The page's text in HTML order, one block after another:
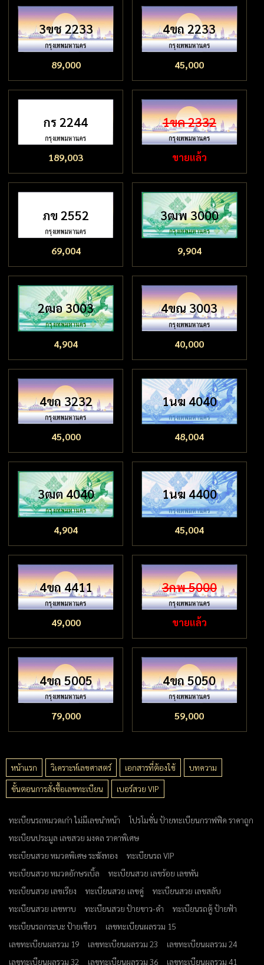
3ขช 2233
89,000
4ขถ 2233
45,000
กร 2244
189,003
1ขค 2332
ขายแล้ว
ภข 2552
69,004
3ฒพ 3000
9,904
2ฒอ 3003
4,904
4ขณ 3003
40,000
4ขถ 3232
45,000
1นฆ 4040
48,004
3ฒต 4040
4,904
1นฆ 4400
45,004
4ขถ 4411
49,000
3กพ 5000
ขายแล้ว
4ขถ 5005
79,000
4ขถ 5050
59,000
หน้าแรก วิเคราะห์เลขศาสตร์ เอกสารที่ต้องใช้
บทความ
ขั้นตอนการสั่งซื้อเลขทะเบียน
เบอร์สวย VIP
ทะเบียนรถหมวดเก่า ไม่มีเลขนำหน้า
โปรโมชั่น ป้ายทะเบียนกราฟฟิค ราคาถูก
ทะเบียนประมูล เลขสวย มงคล ราคาพิเศษ
ทะเบียนสวย หมวดพิเศษ ระฆังทอง
ทะเบียนรถ VIP
ทะเบียนสวย หมวดอักษรเบิ้ล
ทะเบียนสวย เลขร้อย เลขพัน
ทะเบียนสวย เลขเรียง
ทะเบียนสวย เลขคู่
ทะเบียนสวย เลขสลับ
ทะเบียนสวย เลขหาบ
ทะเบียนสวย ป้ายขาว-ดำ
ทะเบียนรถตู้ ป้ายฟ้า
ทะเบียนรถกระบะ ป้ายเขียว
เลขทะเบียนผลรวม 15
เลขทะเบียนผลรวม 19
เลขทะเบียนผลรวม 23
เลขทะเบียนผลรวม 24
เลขทะเบียนผลรวม 32
เลขทะเบียนผลรวม 36 เลขทะเบียนผลรวม 41